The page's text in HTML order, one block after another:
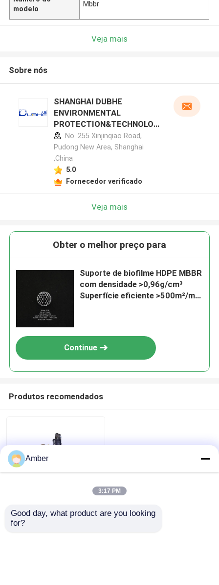
Casa
modelo
Mbbr
Veja mais
Sobre nós
SHANGHAI DUBHE
ENVIRONMENTAL
PROTECTION&TECHNOLOG
Y CO.,LTD perfil do
fabricante
No. 255 Xinjinqiao Road,
Pudong New Area, Shanghai
,China
5.0
Fornecedor verificado
Veja mais
Obter o melhor preço para
Suporte de biofilme HDPE MBBR
com densidade >0,96g/cm³
Superfície eficiente >500m²/m³
Continue
Produtos recomendados
Sistema de dosagem
de ácido retangular
Amber
3:17 PM
Good day, what product are you looking
for?